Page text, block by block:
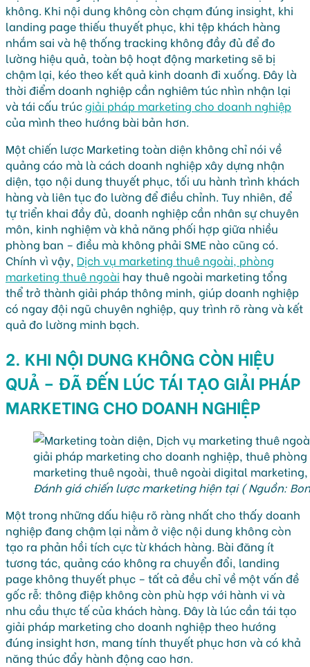
không. Khi nội dung không còn chạm đúng insight, khi
landing page thiếu thuyết phục, khi tệp khách hàng
nhắm sai và hệ thống tracking không đầy đủ để đo
lường hiệu quả, toàn bộ hoạt động marketing sẽ bị
chậm lại, kéo theo kết quả kinh doanh đi xuống. Đây là
thời điểm doanh nghiệp cần nghiêm túc nhìn nhận lại
và tái cấu trúcgiải pháp marketing cho doanh nghiệp
của mình theo hướng bài bản hơn.
Một chiến lược Marketing toàn diện không chỉ nói về
quảng cáo mà là cách doanh nghiệp xây dựng nhận
diện, tạo nội dung thuyết phục, tối ưu hành trình khách
hàng và liên tục đo lường để điều chỉnh. Tuy nhiên, để
tự triển khai đầy đủ, doanh nghiệp cần nhân sự chuyên
môn, kinh nghiệm và khả năng phối hợp giữa nhiều
phòng ban – điều mà không phải SME nào cũng có.
Chính vì vậy, Dịch vụ marketing thuê ngoài, phòng
marketing thuê ngoài hay thuê ngoài marketing tổng
thể trở thành giải pháp thông minh, giúp doanh nghiệp
có ngay đội ngũ chuyên nghiệp, quy trình rõ ràng và kết
quả đo lường minh bạch.
2. KHI NỘI DUNG KHÔNG CÒN HIỆU
QUẢ – ĐÃ ĐẾN LÚC TÁI TẠO GIẢI PHÁP
MARKETING CHO DOANH NGHIỆP
Đánh giá chiến lược marketing hiện tại ( Nguồn:
Một trong những dấu hiệu rõ ràng nhất cho thấy doanh
nghiệp đang chậm lại nằm ở việc nội dung không còn
tạo ra phản hồi tích cực từ khách hàng. Bài đăng ít
tương tác, quảng cáo không ra chuyển đổi, landing
page không thuyết phục – tất cả đều chỉ về một vấn đề
gốc rễ: thông điệp không còn phù hợp với hành vi và
nhu cầu thực tế của khách hàng. Đây là lúc cần tái tạo
giải pháp marketing cho doanh nghiệp theo hướng
đúng insight hơn, mang tính thuyết phục hơn và có khả
năng thúc đẩy hành động cao hơn.